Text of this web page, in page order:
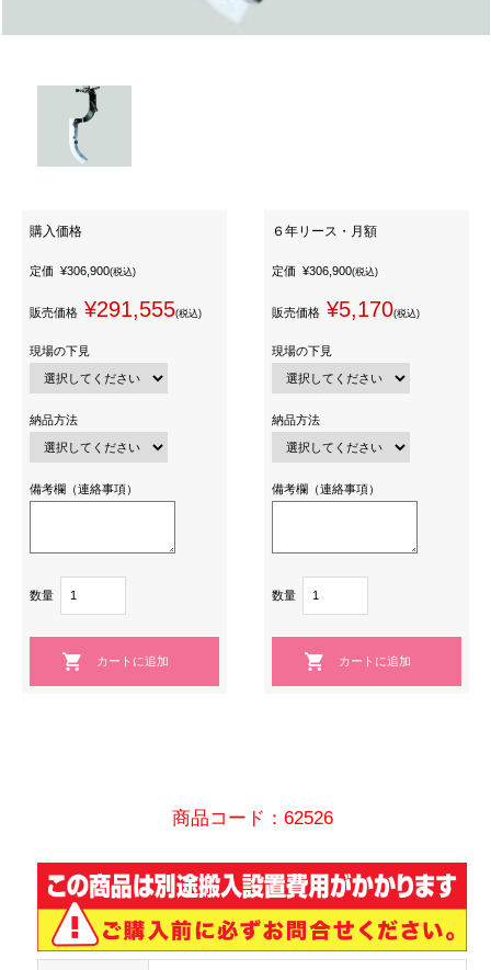
購入価格
定価 ¥306,900(税込)
販売価格 ¥291,555(税込)
現場の下見
納品方法
備考欄（連絡事項）
数量
６年リース・月額
定価 ¥306,900(税込)
販売価格 ¥5,170(税込)
現場の下見
納品方法
備考欄（連絡事項）
数量
商品コード：62526